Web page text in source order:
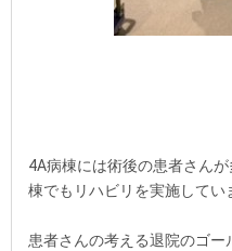
4A病棟には術後の患者さん
棟でもリハビリを実施してい
患者さんの考える退院のゴー